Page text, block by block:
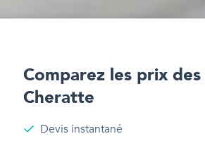
Comparez les prix des
Cheratte
Devis instantané